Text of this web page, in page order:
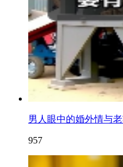
男人眼中的婚外情与
957